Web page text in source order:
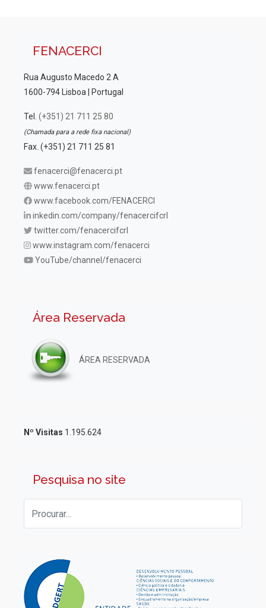
FENACERCI
Rua Augusto Macedo 2 A
1600-794 Lisboa | Portugal
Tel. (+351) 21 711 25 80
(Chamada para a rede fixa nacional)
Fax. (+351) 21 711 25 81
fenacerci@fenacerci.pt
www.fenacerci.pt
www.facebook.com/FENACERCI
inkedin.com/company/fenacercifcrl
twitter.com/fenacercifcrl
www.instagram.com/fenacerci
YouTube/channel/fenacerci
Área Reservada
ÁREA RESERVADA
Nº Visitas 1.195.624
Pesquisa no site